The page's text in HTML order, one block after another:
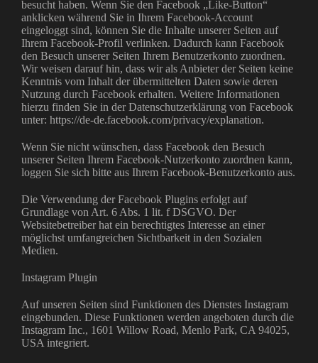
besucht haben. Wenn Sie den Facebook „Like-Button“
anklicken während Sie in Ihrem Facebook-Account
eingeloggt sind, können Sie die Inhalte unserer Seiten auf
Ihrem Facebook-Profil verlinken. Dadurch kann Facebook
den Besuch unserer Seiten Ihrem Benutzerkonto zuordnen.
Wir weisen darauf hin, dass wir als Anbieter der Seiten keine
Kenntnis vom Inhalt der übermittelten Daten sowie deren
Nutzung durch Facebook erhalten. Weitere Informationen
hierzu finden Sie in der Datenschutzerklärung von Facebook
unter: https://de-de.facebook.com/privacy/explanation.
Wenn Sie nicht wünschen, dass Facebook den Besuch
unserer Seiten Ihrem Facebook-Nutzerkonto zuordnen kann,
loggen Sie sich bitte aus Ihrem Facebook-Benutzerkonto aus.
Die Verwendung der Facebook Plugins erfolgt auf
Grundlage von Art. 6 Abs. 1 lit. f DSGVO. Der
Websitebetreiber hat ein berechtigtes Interesse an einer
möglichst umfangreichen Sichtbarkeit in den Sozialen
Medien.
Instagram Plugin
Auf unseren Seiten sind Funktionen des Dienstes Instagram
eingebunden. Diese Funktionen werden angeboten durch die
Instagram Inc., 1601 Willow Road, Menlo Park, CA 94025,
USA integriert.